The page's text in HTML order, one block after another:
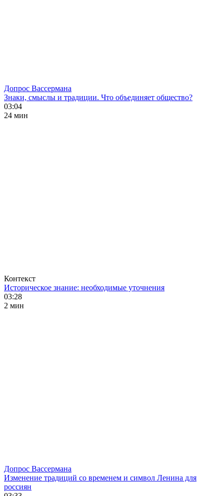
Допрос Вассермана
Знаки, смыслы и традиции. Что объединяет общество?
03:04
24 мин
Контекст
Историческое знание: необходимые уточнения
03:28
2 мин
Допрос Вассермана
Изменение традиций со временем и символ Ленина для
россиян